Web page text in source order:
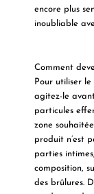
encore plus
inoubliable
Comment
Pour utiliser
agitez-le
particules
zone
produit n’est
parties
composition,
des brûlures.